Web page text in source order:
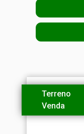
Terreno
Venda